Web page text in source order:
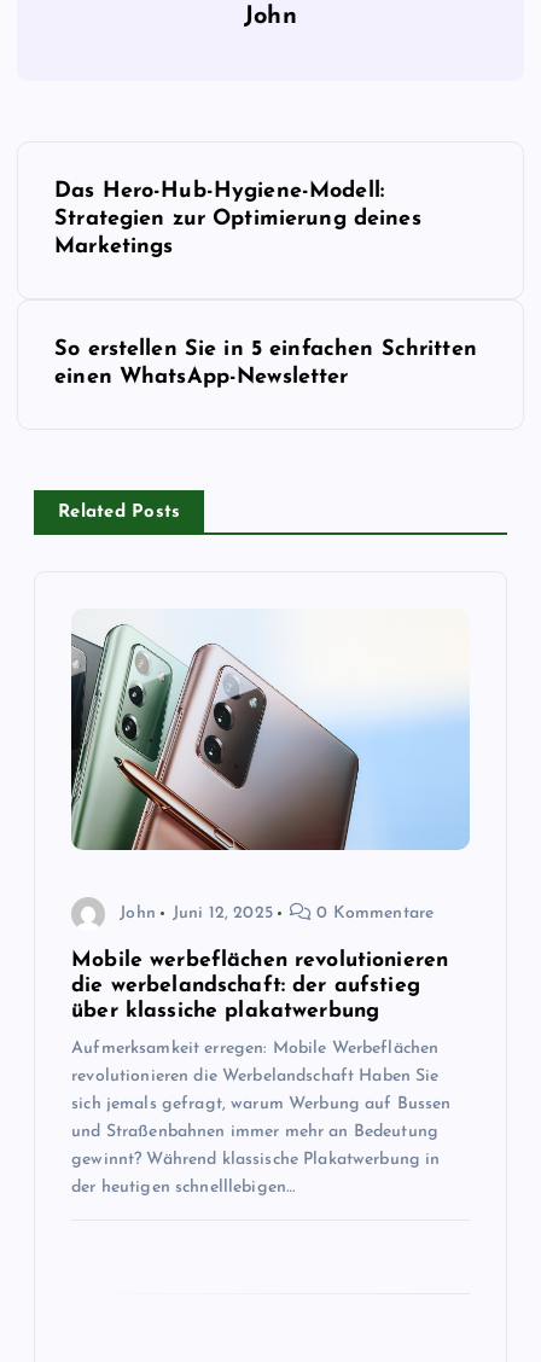
John
g
Das Hero-Hub-Hygiene-Modell:
Strategien zur Optimierung deines
Marketings
So erstellen Sie in 5 einfachen Schritten
einen WhatsApp-Newsletter
Related Posts
John Juni 12, 2025 0 Kommentare
Mobile werbeflächen revolutionieren
die werbelandschaft: der aufstieg
über klassiche plakatwerbung
Aufmerksamkeit erregen: Mobile Werbeflächen
revolutionieren die Werbelandschaft Haben Sie
sich jemals gefragt, warum Werbung auf Bussen
und Straßenbahnen immer mehr an Bedeutung
gewinnt? Während klassische Plakatwerbung in
der heutigen schnelllebigen…